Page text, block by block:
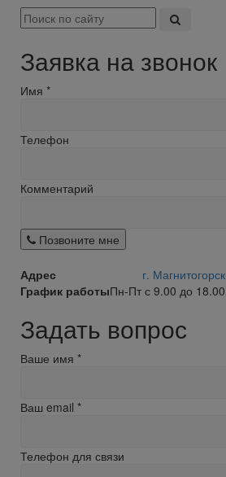
Заявка на звонок
Имя *
Телефон
Комментарий
Позвоните мне
Адрес
г. Магнитогорск
График работыПн-Пт с 9.00 до 18.00
Задать вопрос
Ваше имя *
Ваш email *
Телефон для связи